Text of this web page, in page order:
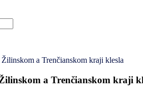
a Trenčianskom kraji klesla
a Trenčianskom kraji